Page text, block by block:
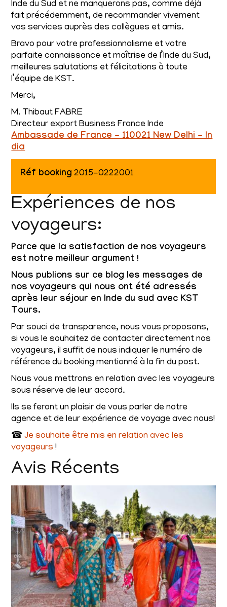
Inde du Sud et ne manquerons pas, comme déjà
fait précédemment, de recommander vivement
vos services auprès des collègues et amis.
Bravo pour votre professionnalisme et votre
parfaite connaissance et maîtrise de l’Inde du Sud,
meilleures salutations et félicitations à toute
l’équipe de KST.
Merci,
M. Thibaut FABRE
Directeur export Business France Inde
Ambassade de France - 110021 New Delhi - In
dia
Réf booking 2015-0222001
Expériences de nos
voyageurs:
Parce que la satisfaction de nos voyageurs
est notre meilleur argument !
Nous publions sur ce blog les messages de
nos voyageurs qui nous ont été adressés
après leur séjour en Inde du sud avec KST
Tours.
Par souci de transparence, nous vous proposons,
si vous le souhaitez de contacter directement nos
voyageurs, il suffit de nous indiquer le numéro de
référence du booking mentionné à la fin du post.
Nous vous mettrons en relation avec les voyageurs
sous réserve de leur accord.
Ils se feront un plaisir de vous parler de notre
agence et de leur expérience de voyage avec nous!
☎Je souhaite être mis en relation avec les
voyageurs !
Avis Récents